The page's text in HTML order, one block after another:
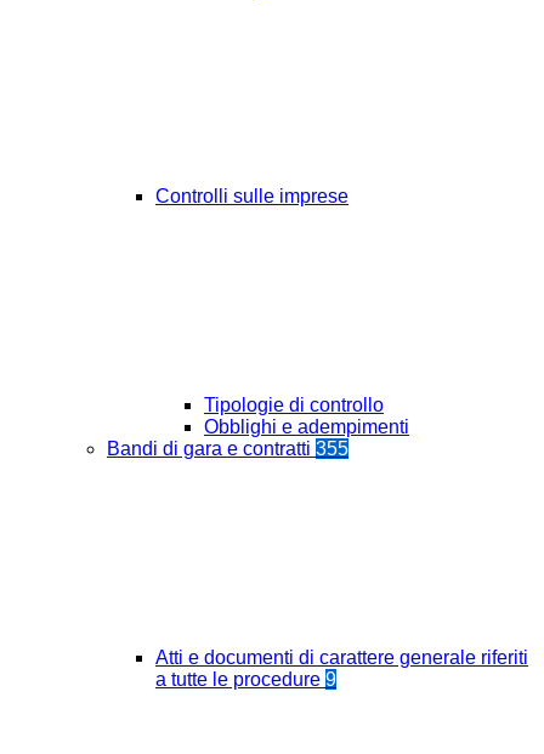
Controlli sulle imprese
Tipologie di controllo
Obblighi e adempimenti
Bandi di gara e contratti 355
Atti e documenti di carattere generale riferiti
a tutte le procedure 9